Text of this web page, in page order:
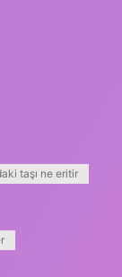
taşı ne eritir